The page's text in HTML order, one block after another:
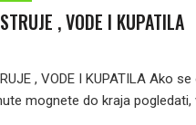
, VODE I KUPATILA
, VODE I KUPATILA Ako
mognete do kraja pogledati,